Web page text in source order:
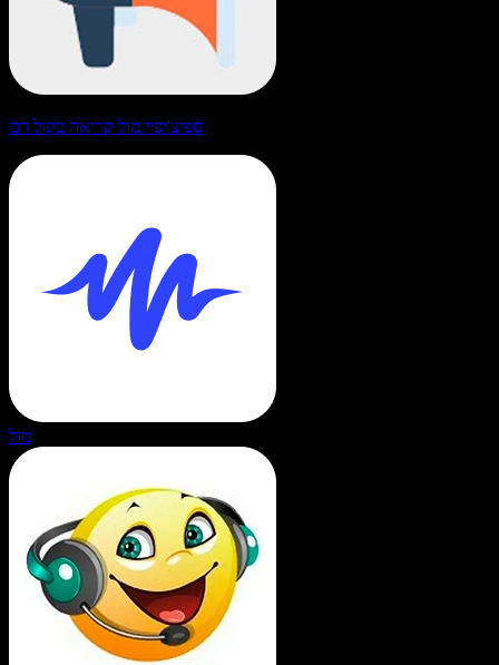
ספיצ'יפיי מול קריאה בקול רם
מול